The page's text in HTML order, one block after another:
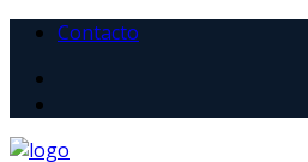
Contacto